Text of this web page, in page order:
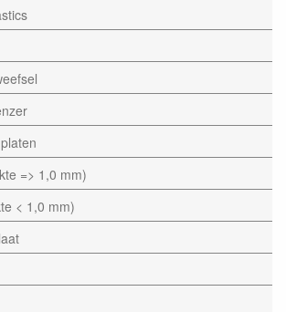
=> 1,0 mm)
< 1,0 mm)